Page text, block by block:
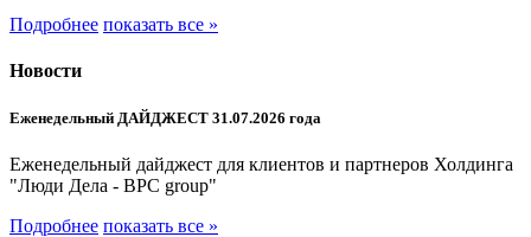
Подробнее показать все »
Новости
Еженедельный ДАЙДЖЕСТ 31.07.2026 года
Еженедельный дайджест для клиентов и партнеров Холдинга
"Люди Дела - BPC group"
Подробнее показать все »